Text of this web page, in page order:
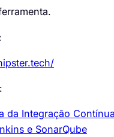
da Integração
e SonarQube